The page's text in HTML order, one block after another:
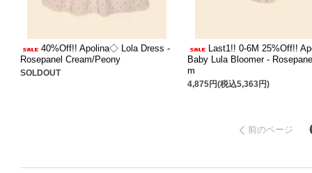
40%Off!! Apolina◇ Lola Dress -
Rosepanel Cream/Peony
SOLDOUT
Last1!! 0-6M 25%Off!!
Baby Lula Bloomer -
m
4,875円(税込5,363円)
前のページ